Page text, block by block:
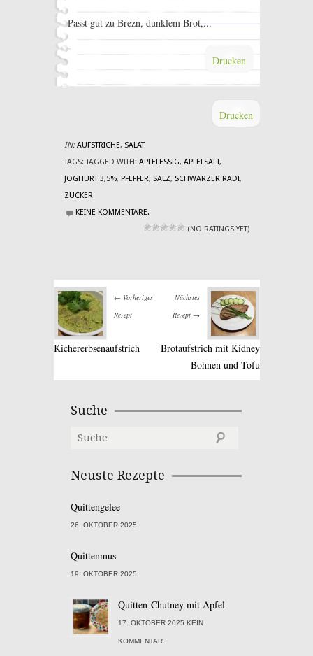
Passt gut zu Brezn, dunklem Brot,...
Drucken
Drucken
IN: AUFSTRICHE, SALAT
TAGS: TAGGED WITH: APFELESSIG, APFELSAFT,
JOGHURT 3,5%, PFEFFER, SALZ, SCHWARZER RADI,
ZUCKER
KEINE KOMMENTARE.
(NO RATINGS YET)
← Vorheriges
Rezept
Kichererbsenaufstrich
Nächstes
Rezept →
Brotaufstrich mit Kidney
Bohnen und Tofu
Suche
Neuste Rezepte
Quittengelee
26. OKTOBER 2025
Quittenmus
19. OKTOBER 2025
Quitten-Chutney mit Apfel
17. OKTOBER 2025 KEIN
KOMMENTAR.